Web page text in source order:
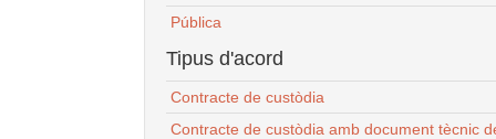
Pública
Tipus d'acord
Contracte de custòdia
Contracte de custòdia amb document tècnic